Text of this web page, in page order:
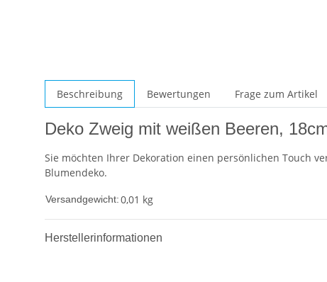
Beschreibung Bewertungen Frage zum Artikel
Deko Zweig mit weißen Beeren,
Sie möchten Ihrer Dekoration einen persönlichen Touch
Blumendeko.
Versandgewicht:0,01 kg
Herstellerinformationen